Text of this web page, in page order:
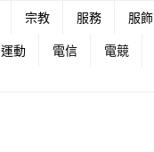
宗教 服務 服飾
運動 電信 電競